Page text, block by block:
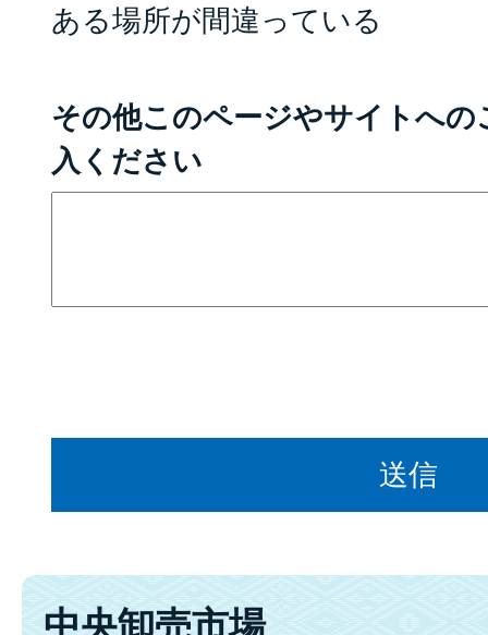
ある場所が間違っている
その他このページやサイトへ
入ください
中央卸売市場